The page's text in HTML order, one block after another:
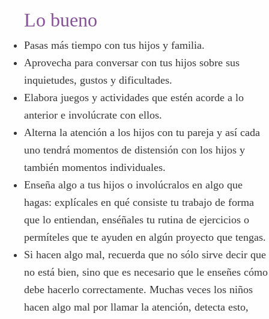
Lo bueno
Pasas más tiempo con tus hijos y familia.
Aprovecha para conversar con tus hijos sobre sus
inquietudes, gustos y dificultades.
Elabora juegos y actividades que estén acorde a lo
anterior e involúcrate con ellos.
Alterna la atención a los hijos con tu pareja y así cada
uno tendrá momentos de distensión con los hijos y
también momentos individuales.
Enseña algo a tus hijos o involúcralos en algo que
hagas: explícales en qué consiste tu trabajo de forma
que lo entiendan, enséñales tu rutina de ejercicios o
permíteles que te ayuden en algún proyecto que tengas.
Si hacen algo mal, recuerda que no sólo sirve decir que
no está bien, sino que es necesario que le enseñes cómo
debe hacerlo correctamente. Muchas veces los niños
hacen algo mal por llamar la atención, detecta esto,